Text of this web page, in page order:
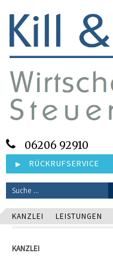
06206 92910
RÜCKRUFSERVICE
KANZLEI LEISTUNGEN
KANZLEI